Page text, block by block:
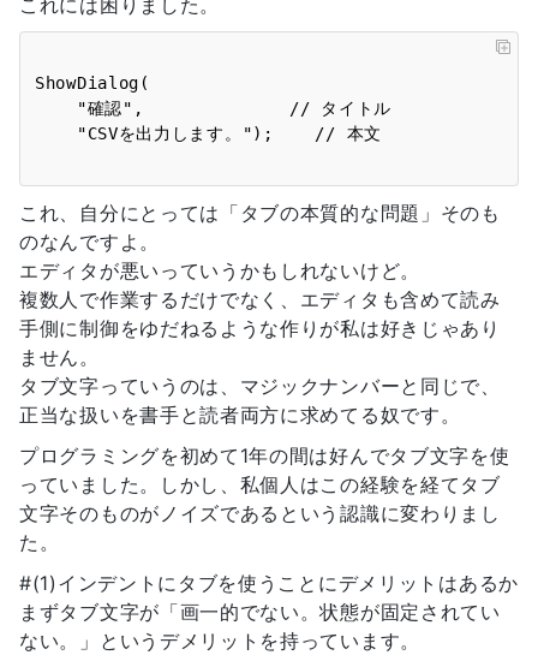
ShowDialog(
これ、自分にとっては「タブの本質的な問題」そのも
のなんですよ。
エディタが悪いっていうかもしれないけど。
複数人で作業するだけでなく、エディタも含めて読み
手側に制御をゆだねるような作りが私は好きじゃあり
ません。
タブ文字っていうのは、マジックナンバーと同じで、
正当な扱いを書手と読者両方に求めてる奴です。
プログラミングを初めて1年の間は好んでタブ文字を使
っていました。しかし、私個人はこの経験を経てタブ
文字そのものがノイズであるという認識に変わりまし
た。
#(1)インデントにタブを使うことにデメリットはあるか
まずタブ文字が「画一的でない。状態が固定されてい
ない。」というデメリットを持っています。